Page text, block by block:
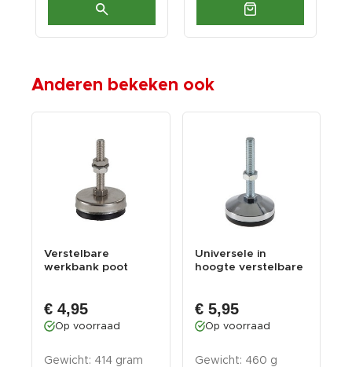
Anderen bekeken ook
Verstelbare
werkbank poot
€ 4,95
Op voorraad
Gewicht: 414 gram
Universele in
hoogte verstelbare
€ 5,95
Op voorraad
Gewicht: 460 g